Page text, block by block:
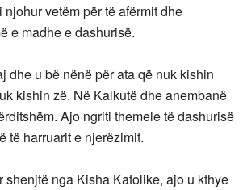
vetëm për të afërmit dhe
e madhe e dashurisë.
dhe u bë nënë për ata që nuk kishin
kishin zë. Në Kalkutë dhe anembanë
Ajo ngriti themele të dashurisë
të harruarit e njerëzimit.
nga Kisha Katolike, ajo u kthye